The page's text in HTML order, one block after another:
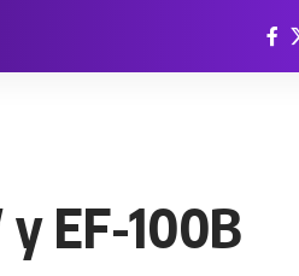
EF-100B